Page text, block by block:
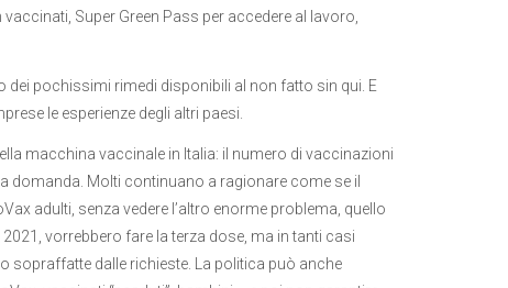
Super Green Pass per accedere al lavoro,
dei pochissimi rimedi disponibili al non fatto sin qui. E
le esperienze degli altri paesi.
macchina vaccinale in Italia: il numero di vaccinazioni
domanda. Molti continuano a ragionare come se il
adulti, senza vedere l’altro enorme problema, quello
vorrebbero fare la terza dose, ma in tanti casi
sopraffatte dalle richieste. La politica può anche